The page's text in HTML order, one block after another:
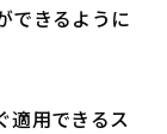
できるように
適用できるス